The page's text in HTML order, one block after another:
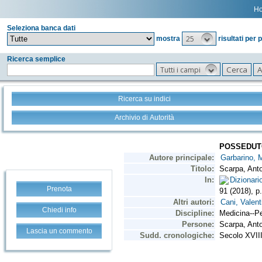
Seleziona banca dati
mostra
25 risultati per
Ricerca semplice
Tutti i campi
Ricerca su indici
Archivio di Autorità
Prenota
Chiedi info
Lascia un commento